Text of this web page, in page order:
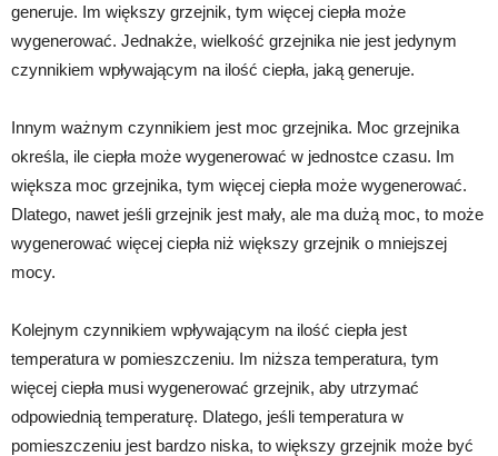
generuje. Im większy grzejnik, tym więcej ciepła może
wygenerować. Jednakże, wielkość grzejnika nie jest jedynym
czynnikiem wpływającym na ilość ciepła, jaką generuje.
Innym ważnym czynnikiem jest moc grzejnika. Moc grzejnika
określa, ile ciepła może wygenerować w jednostce czasu. Im
większa moc grzejnika, tym więcej ciepła może wygenerować.
Dlatego, nawet jeśli grzejnik jest mały, ale ma dużą moc, to może
wygenerować więcej ciepła niż większy grzejnik o mniejszej
mocy.
Kolejnym czynnikiem wpływającym na ilość ciepła jest
temperatura w pomieszczeniu. Im niższa temperatura, tym
więcej ciepła musi wygenerować grzejnik, aby utrzymać
odpowiednią temperaturę. Dlatego, jeśli temperatura w
pomieszczeniu jest bardzo niska, to większy grzejnik może być